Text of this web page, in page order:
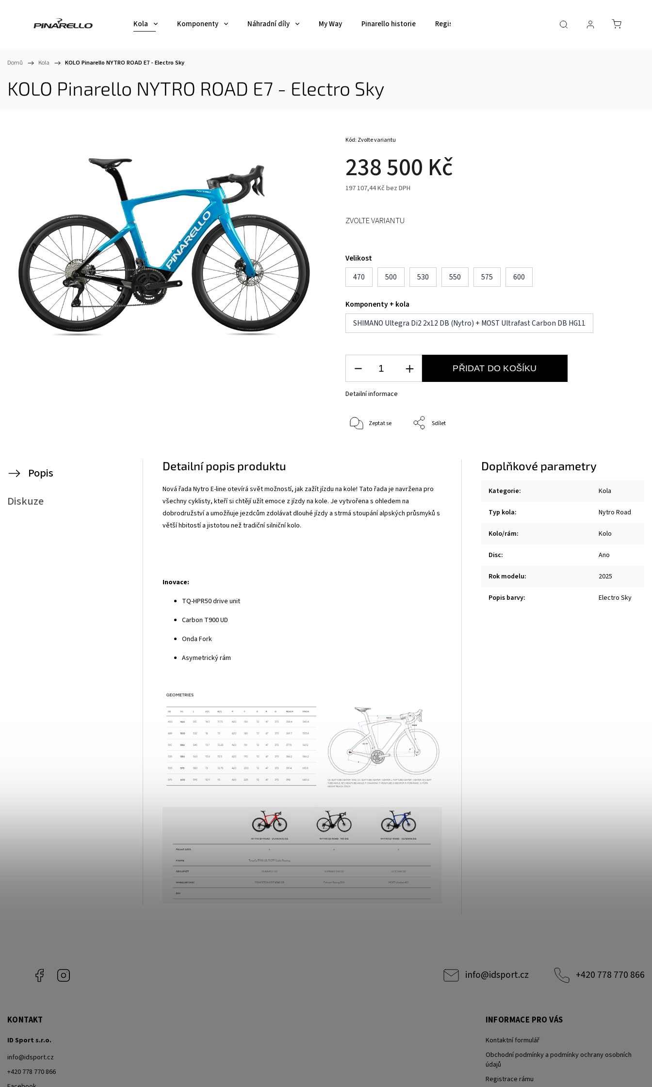
Kola Komponenty Náhradní díly My Way Pinarello historie Registrace rámu
Domů / Kola / KOLO Pinarello NYTRO ROAD E7 - Electro Sky
KOLO Pinarello NYTRO ROAD E7 - Electro Sky
238 500 Kč
197 107,44 Kč bez DPH
Kód: Zvolte variantu
Velikost
470
500 530 550 575 600
Komponenty + kola
SHIMANO Ultegra Di2 2x12 DB (Nytro) + MOST Ultrafast Carbon DB HG11
ZVOLTE VARIANTU
PŘIDAT DO KOŠÍKU
Detailní informace
Zeptat se Sdílet
Popis
Diskuze
Detailní popis produktu
Nová řada Nytro E-line otevírá svět možností, jak zažít jízdu na kole! Tato řada je navržena pro
všechny cyklisty, kteří si chtějí užít emoce z jízdy na kole. Je vytvořena s ohledem na
dobrodružství a umožňuje jezdcům zdolávat dlouhé jízdy a strmá stoupání alpských průsmyků s
větší hbitostí a jistotou než tradiční silniční kolo.
Inovace:
TQ-HPR50 drive unit
Carbon T900 UD
Onda Fork
Asymetrický rám
Doplňkové parametry
Kategorie: Kola
Typ kola: Nytro Road
Kolo/rám: Kolo
Disc: Ano
Rok modelu: 2025
Popis barvy: Electro Sky
Facebook info@idsport.cz +420 778 770 866
KONTAKT
ID Sport s.r.o.
info@idsport.cz
+420 778 770 866
INFORMACE PRO VÁS
Kontaktní formulář
Obchodní podmínky a podmínky ochrany osobních
údajů
Registrace rámu